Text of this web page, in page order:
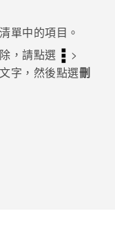
單中的項目。
，請點選
>
字，然後點選刪